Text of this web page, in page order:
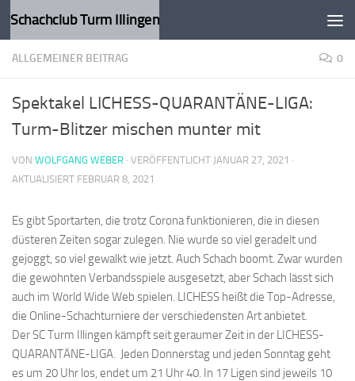
Zum Inhalt springen
Schachclub Turm Illingen
ALLGEMEINER BEITRAG 0
Spektakel LICHESS-QUARANTÄNE-LIGA:
Turm-Blitzer mischen munter mit
VON WOLFGANG WEBER · VERÖFFENTLICHT JANUAR 27, 2021 ·
AKTUALISIERT FEBRUAR 8, 2021
Es gibt Sportarten, die trotz Corona funktionieren, die in diesen
düsteren Zeiten sogar zulegen. Nie wurde so viel geradelt und
gejoggt, so viel gewalkt wie jetzt. Auch Schach boomt. Zwar wurden
die gewohnten Verbandsspiele ausgesetzt, aber Schach lässt sich
auch im World Wide Web spielen. LICHESS heißt die Top-Adresse,
die Online-Schachturniere der verschiedensten Art anbietet.
Der SC Turm Illingen kämpft seit geraumer Zeit in der LICHESS-
QUARANTÄNE-LIGA. Jeden Donnerstag und jeden Sonntag geht
es um 20 Uhr los, endet um 21 Uhr 40. In 17 Ligen sind jeweils 10